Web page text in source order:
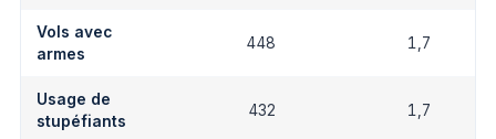
Vols avec
armes
448 1,7
Usage de
stupéfiants
432 1,7